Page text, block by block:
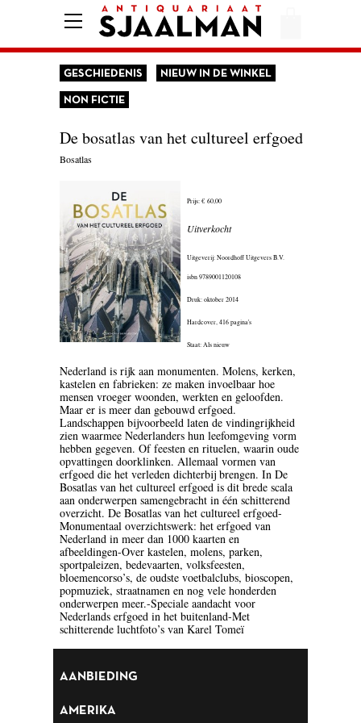
VOORWAARDEN
AMSTERDAM
AUTOBIOGRAFIE
BLOEMLEZING
BOEKENWEEK GESCHENK
BRIEVEN
CARTOONS
COLUMNS
DONATEURS LITERAIR
NEDERLAND
DUITSLAND
GESCHIEDENIS NIEUW IN DE WINKEL
NON FICTIE
De bosatlas van het cultureel erfgoed
Bosatlas
Prijs: € 60,00
Uitverkocht
Uitgeverij: Noordhoff Uitgevers B.V.
isbn 9789001120108
Druk: oktober 2014
Hardcover, 416 pagina's
Staat: Als nieuw
Nederland is rijk aan monumenten. Molens, kerken,
kastelen en fabrieken: ze maken invoelbaar hoe
mensen vroeger woonden, werkten en geloofden.
Maar er is meer dan gebouwd erfgoed.
Landschappen bijvoorbeeld laten de vindingrijkheid
zien waarmee Nederlanders hun leefomgeving vorm
hebben gegeven. Of feesten en rituelen, waarin oude
opvattingen doorklinken. Allemaal vormen van
erfgoed die het verleden dichterbij brengen. In De
Bosatlas van het cultureel erfgoed is dit brede scala
aan onderwerpen samengebracht in één schitterend
overzicht. De Bosatlas van het cultureel erfgoed-
Monumentaal overzichtswerk: het erfgoed van
Nederland in meer dan 1000 kaarten en
afbeeldingen-Over kastelen, molens, parken,
sportpaleizen, bedevaarten, volksfeesten,
bloemencorso’s, de oudste voetbalclubs, bioscopen,
popmuziek, straatnamen en nog vele honderden
onderwerpen meer.-Speciale aandacht voor
Nederlands erfgoed in het buitenland-Met
schitterende luchtfoto’s van Karel Tomeï
AANBIEDING
AMERIKA